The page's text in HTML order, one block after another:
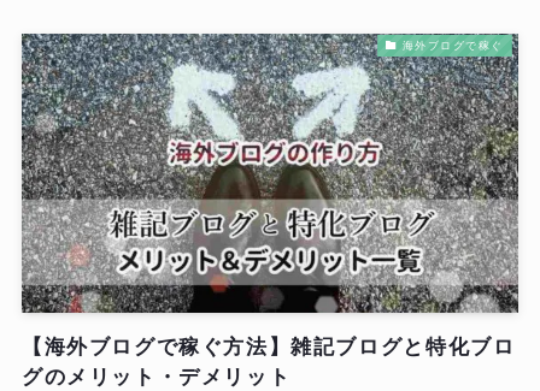
海外ブログで稼ぐ
【海外ブログで稼ぐ方法】雑記ブログと特化ブロ
グのメリット・デメリット